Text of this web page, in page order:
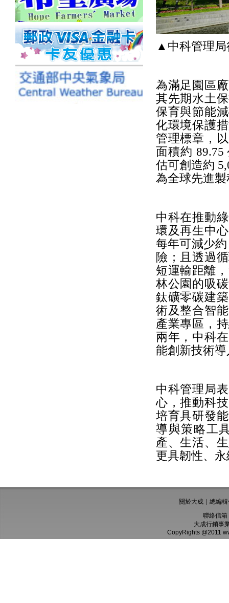
▲中科管理局
為滿足園區
其先期水土
保育與節能
化環境保護
管理標章，
面積約
估可創造約
為全球先進
中科在推動
環及再生中
每年可減少
險；且透過
短運輸距離
林公園的吸
鈦礦零碳建
術及整合智
產業專區，
兩年，中科
能創新技術
中科管理局
心，推動科
培育具研發
導與策略工
產、生活、
更具韌性、